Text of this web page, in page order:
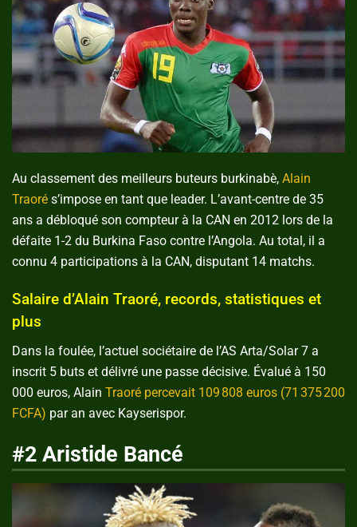
Au classement des meilleurs buteurs burkinabè, Alain
Traoré s’impose en tant que leader. L’avant-centre de 35
ans a débloqué son compteur à la CAN en 2012 lors de la
défaite 1-2 du Burkina Faso contre l’Angola. Au total, il a
connu 4 participations à la CAN, disputant 14 matchs.
Salaire d’Alain Traoré, records, statistiques et
plus
Dans la foulée, l’actuel sociétaire de l’AS Arta/Solar 7 a
inscrit 5 buts et délivré une passe décisive. Évalué à 150
000 euros, Alain Traoré percevait 109 808 euros (71 375 200
FCFA) par an avec Kayserispor.
#2 Aristide Bancé